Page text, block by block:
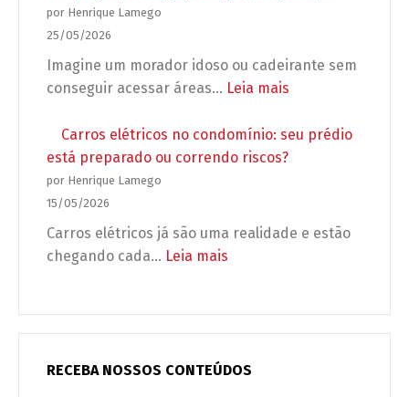
obra?
podem
seu
condomínio
por Henrique Lamego
25/05/2026
Imagine um morador idoso ou cadeirante sem
conseguir acessar áreas… Leia mais
no
adaptação,
Carros elétricos no condomínio: seu prédio
está preparado ou correndo riscos?
por Henrique Lamego
15/05/2026
Carros elétricos já são uma realidade e estão
chegando cada… Leia mais
seu
RECEBA NOSSOS CONTEÚDOS